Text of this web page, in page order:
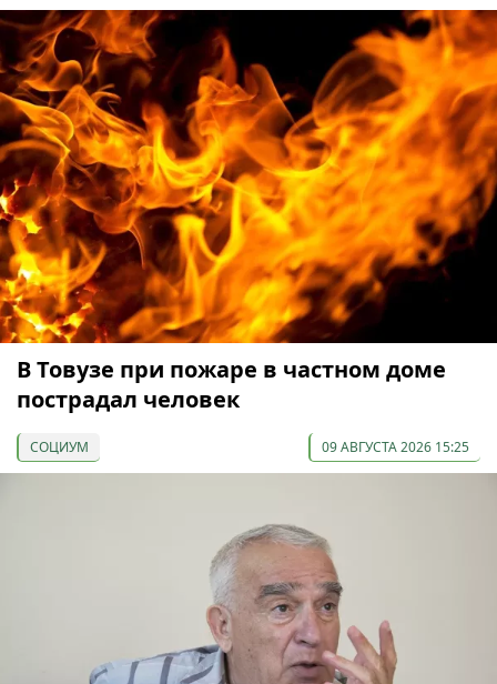
В Товузе при пожаре в частном доме
пострадал человек
СОЦИУМ 09 АВГУСТА 2026 15:25